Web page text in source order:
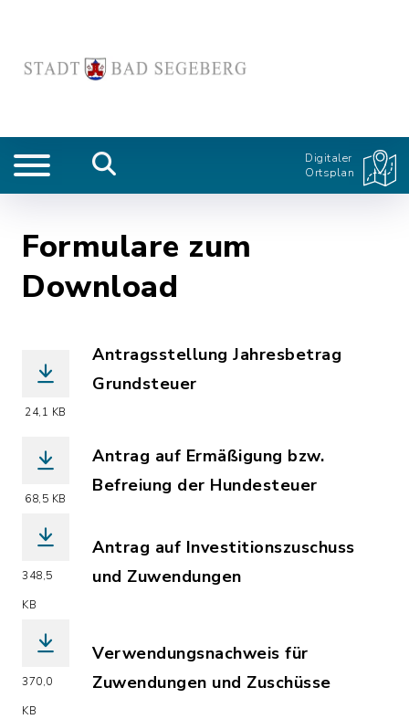
Digitaler
Ortsplan
Formulare zum
Download
24,1 KB
Antragsstellung Jahresbetrag
Grundsteuer
68,5 KB
Antrag auf Ermäßigung bzw.
Befreiung der Hundesteuer
348,5
KB
Antrag auf Investitionszuschuss
und Zuwendungen
370,0
KB
Verwendungsnachweis für
Zuwendungen und Zuschüsse